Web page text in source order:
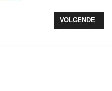
PHILAHOF ZEEWOLDE OPENT
VOLGENDE
VOLGENDE